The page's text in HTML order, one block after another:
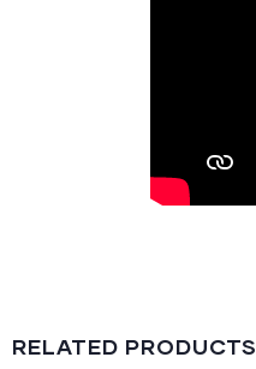
RELATED PRODUCTS